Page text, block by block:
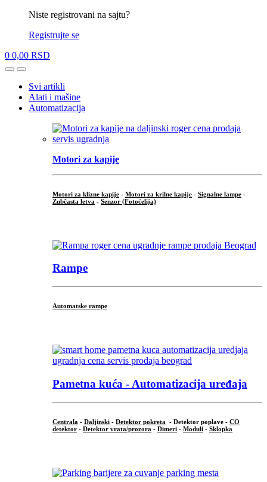
Niste registrovani na sajtu?
Registrujte se
0 0,00 RSD
OpenClose
Svi artikli
Alati i mašine
Automatizacija
Motori za kapije
Motori za klizne kapije - Motori za krilne kapije - Signalne lampe -
Zubčasta letva - Senzor (Fotoćelija)
Rampe
Automatske rampe
Pametna kuća - Automatizacija uređaja
Centrala - Daljinski - Detektor pokreta - Detektor poplave - CO
detektor - Detektor vrata/prozora - Dimeri - Moduli - Sklopka